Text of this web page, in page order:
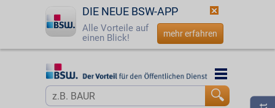
DIE NEUE BSW-APP
Alle Vorteile auf
einen Blick!
mehr erfahren
StartseiteStartseite